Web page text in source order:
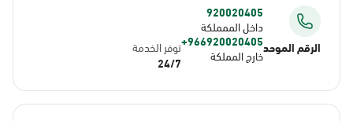
الرقم الموحد
920020405
داخل الممملكة
966920020405+
خارج المملكة توفر الخدمة
24/7